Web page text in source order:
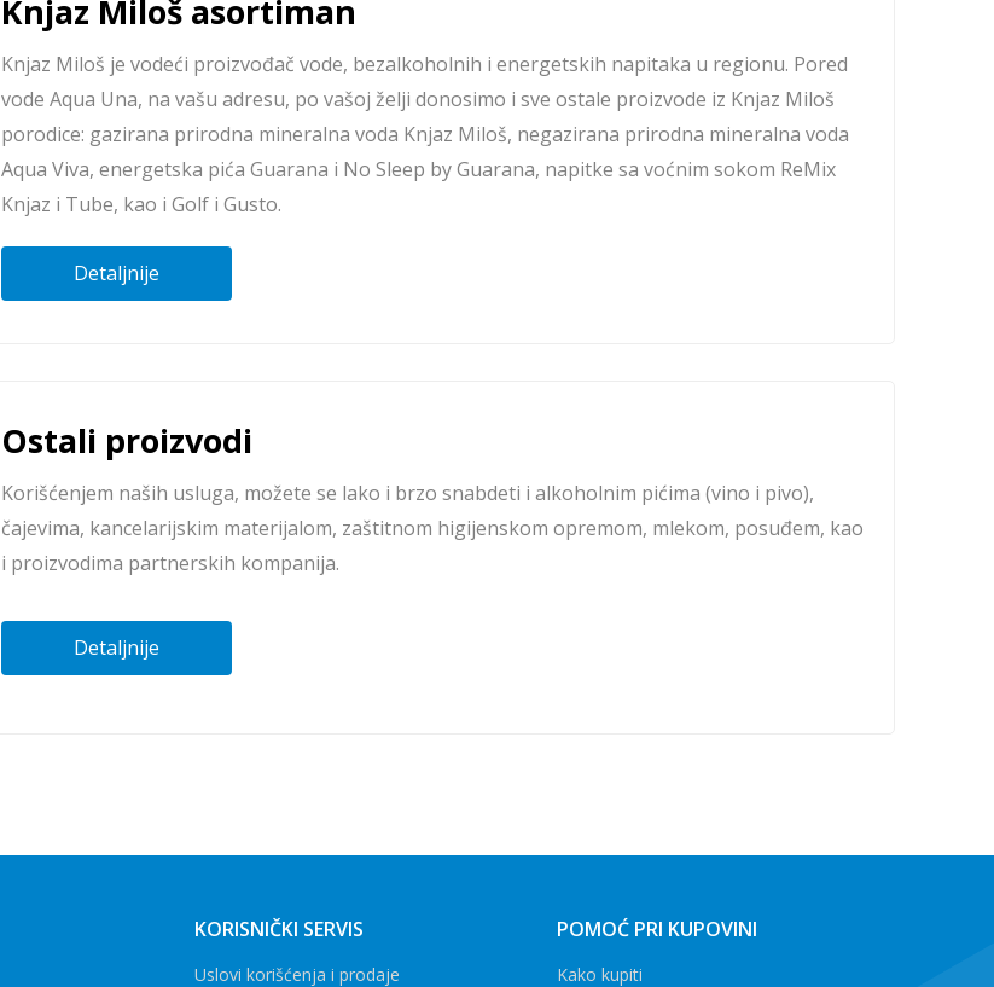
Knjaz Miloš asortiman
Knjaz Miloš je vodeći proizvođač vode, bezalkoholnih i energetskih napitaka u regionu. Pored
vode Aqua Una, na vašu adresu, po vašoj želji donosimo i sve ostale proizvode iz Knjaz Miloš
porodice: gazirana prirodna mineralna voda Knjaz Miloš, negazirana prirodna mineralna voda
Aqua Viva, energetska pića Guarana i No Sleep by Guarana, napitke sa voćnim sokom ReMix
Knjaz i Tube, kao i Golf i Gusto.
Detaljnije
Ostali proizvodi
Korišćenjem naših usluga, možete se lako i brzo snabdeti i alkoholnim pićima (vino i pivo),
čajevima, kancelarijskim materijalom, zaštitnom higijenskom opremom, mlekom, posuđem, kao
i proizvodima partnerskih kompanija.
Detaljnije
KORISNIČKI SERVIS
Uslovi korišćenja i prodaje
POMOĆ PRI KUPOVINI
Kako kupiti